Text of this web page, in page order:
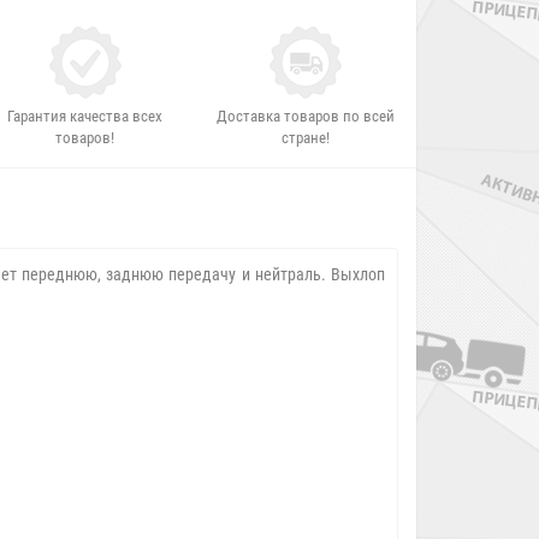
Гарантия качества всех
товаров!
Доставка товаров по всей
стране!
переднюю, заднюю передачу и нейтраль. Выхлоп